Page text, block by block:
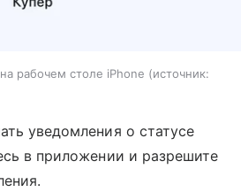
рабочем столе iPhone
источник:
уведомления о статусе
в приложении и разрешите